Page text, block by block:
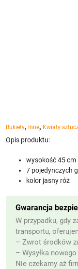
Bukiety, Inne, Kwiaty
Opis produktu:
wysokość 45 cm
7 pojedynczych
kolor jasny róż
Gwarancja
W przypadku, gdy
transportu,
– Zwrot środków
– Wysyłka
Nie czekamy aż